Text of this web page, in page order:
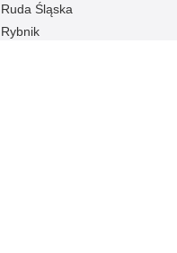
Ruda Śląska
Rybnik